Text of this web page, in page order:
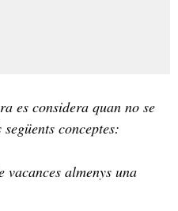
es considera quan no se
conceptes:
vacances almenys una